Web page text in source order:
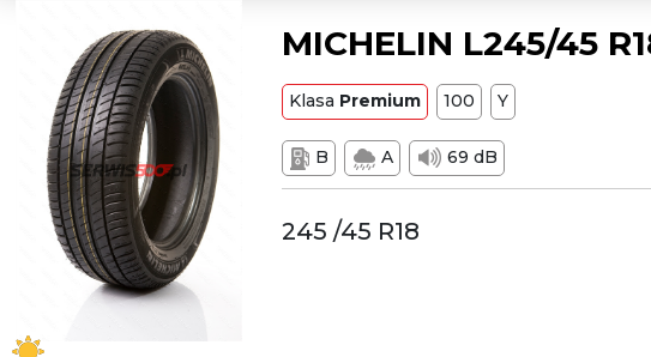
MICHELIN L245/45
Klasa Premium 100 Y
B A 69 dB
245 /45 R18